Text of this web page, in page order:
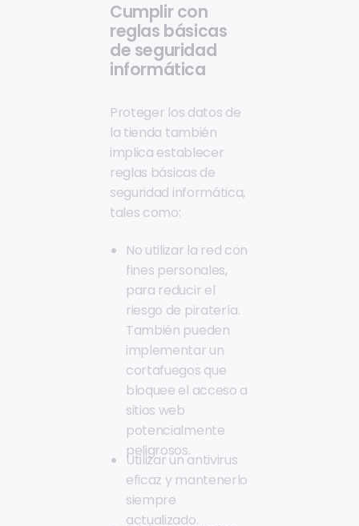
Cumplir con
reglas básicas
de seguridad
informática
Proteger los datos de
la tienda también
implica establecer
reglas básicas de
seguridad informática,
tales como:
No utilizar la red con
fines personales,
para reducir el
riesgo de piratería.
También pueden
implementar un
cortafuegos que
bloquee el acceso a
sitios web
potencialmente
peligrosos.
Utilizar un antivirus
eficaz y mantenerlo
siempre
actualizado.